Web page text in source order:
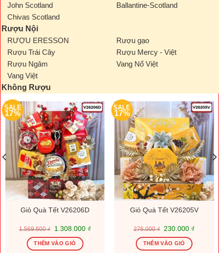
John Scotland
Ballantine-Scotland
Chivas Scotland
Rượu Nội
RƯỢU ERESSON
Rượu gạo
Rượu Trái Cây
Rượu Mercy - Việt
Rượu Ngâm
Vang Nổ Việt
Vang Việt
Không Rượu
SALE
17%
Giỏ Quà Tết V26206D
1.569.600₫
Giá
là:
1.569.600 ₫.
1.308.000 ₫Giá
THÊM VÀO GIỎ
SALE
17%
Giỏ Quà Tết V26205V
276.000₫
Giá
là:
276.000 ₫.
230.000 ₫Giá
THÊM VÀO GIỎ